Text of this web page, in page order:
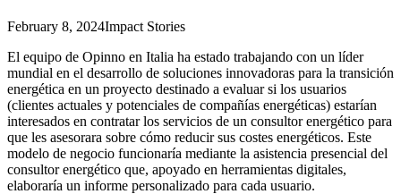
February 8, 2024Impact Stories
El equipo de Opinno en Italia ha estado trabajando con un líder
mundial en el desarrollo de soluciones innovadoras para la transición
energética en un proyecto destinado a evaluar si los usuarios
(clientes actuales y potenciales de compañías energéticas) estarían
interesados en contratar los servicios de un consultor energético para
que les asesorara sobre cómo reducir sus costes energéticos. Este
modelo de negocio funcionaría mediante la asistencia presencial del
consultor energético que, apoyado en herramientas digitales,
elaboraría un informe personalizado para cada usuario.